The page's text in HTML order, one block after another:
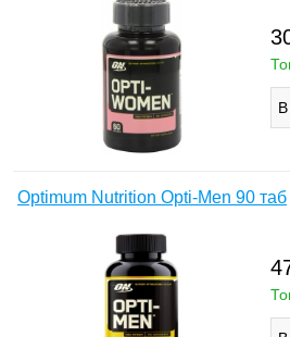
Optimum Nutrition Opti-Men 90 таб